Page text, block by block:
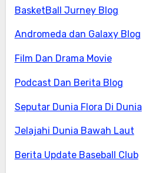
BasketBall Jurney Blog
Andromeda dan Galaxy Blog
Film Dan Drama Movie
Podcast Dan Berita Blog
Seputar Dunia Flora Di Dunia
Jelajahi Dunia Bawah Laut
Berita Update Baseball Club